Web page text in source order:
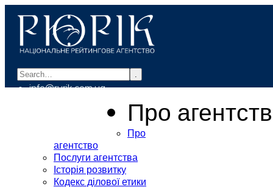
.
info@rurik.com.ua
Про
Про
агентство
Послуги агентства
Історія розвитку
Кодекс ділової етики